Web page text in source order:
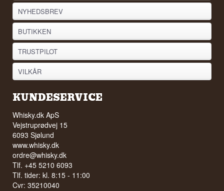
NYHEDSBREV
BUTIKKEN
TRUSTPILOT
VILKÅR
KUNDESERVICE
Whisky.dk ApS
Vejstruprødvej 15
6093 Sjølund
www.whisky.dk
ordre@whisky.dk
Tlf. +45 5210 6093
Tlf. tider: kl. 8:15 - 11:00
Cvr: 35210040